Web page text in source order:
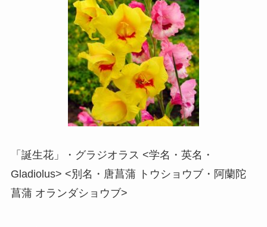
「誕生花」・グラジオラス <学名・英名・
Gladiolus> <別名・唐菖蒲 トウショウブ・阿蘭陀
菖蒲 オランダショウブ>